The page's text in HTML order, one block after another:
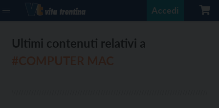
Accedi
Ultimi contenuti relativi a